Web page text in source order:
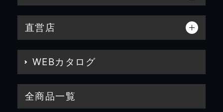
直営店
WEBカタログ
全商品一覧